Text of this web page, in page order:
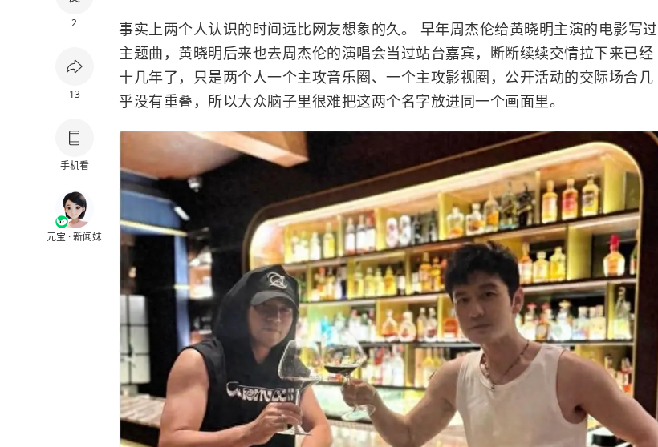
2
13
手机看
元宝 · 新闻妹
事实上两个人认识的时间远比网友想象的久。 早年周杰伦给黄晓明主演的电影写过
主题曲，黄晓明后来也去周杰伦的演唱会当过站台嘉宾，断断续续交情拉下来已经
十几年了，只是两个人一个主攻音乐圈、一个主攻影视圈，公开活动的交际场合几
乎没有重叠，所以大众脑子里很难把这两个名字放进同一个画面里。